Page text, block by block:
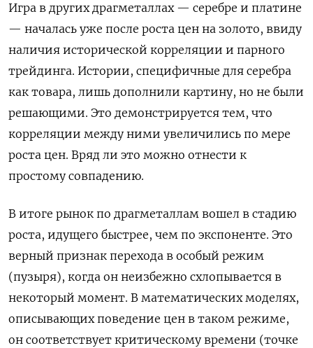
Игра в других драгметаллах — серебре и платине
— началась уже после роста цен на золото, ввиду
наличия исторической корреляции и парного
трейдинга. Истории, специфичные для серебра
как товара, лишь дополнили картину, но не были
решающими. Это демонстрируется тем, что
корреляции между ними увеличились по мере
роста цен. Вряд ли это можно отнести к
простому совпадению.
В итоге рынок по драгметаллам вошел в стадию
роста, идущего быстрее, чем по экспоненте. Это
верный признак перехода в особый режим
(пузыря), когда он неизбежно схлопывается в
некоторый момент. В математических моделях,
описывающих поведение цен в таком режиме,
он соответствует критическому времени (точке